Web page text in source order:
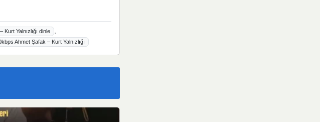
Kurt Yalnızlığı dinle ,
Ahmet Şafak – Kurt Yalnızlığı